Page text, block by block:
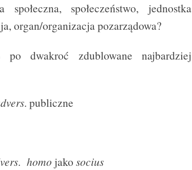
społeczeństwo, jednostka
organ/organizacja pozarządowa?
po dwakroć zdublowane najbardziej
. publiczne
. homo jako socius